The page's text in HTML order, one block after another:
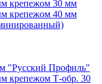
крепежом 30 мм
крепежом 40 мм
"Русский Профиль"
крепежом Т-обр. 30